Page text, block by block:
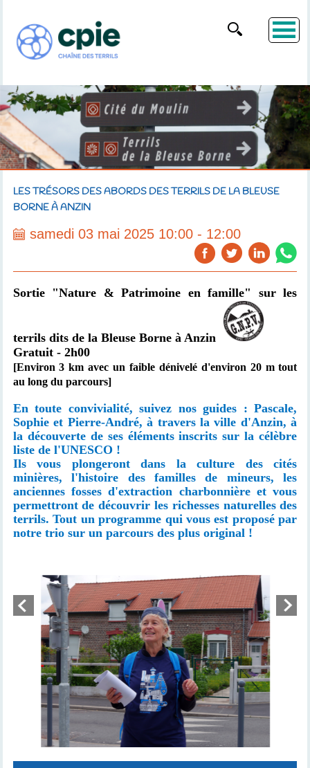
LES TRÉSORS DES ABORDS DES TERRILS DE LA BLEUSE
BORNE À ANZIN
samedi 03 mai 2025 10:00 - 12:00
Sortie "Nature & Patrimoine en famille" sur les
terrils dits de la Bleuse Borne à Anzin
Gratuit - 2h00
[Environ 3 km avec un faible dénivelé d'environ 20 m tout
au long du parcours]
En toute convivialité, suivez nos guides : Pascale,
Sophie et Pierre-André, à travers la ville d'Anzin, à
la découverte de ses éléments inscrits sur la célèbre
liste de l'UNESCO !
Ils vous plongeront dans la culture des cités
minières, l'histoire des familles de mineurs, les
anciennes fosses d'extraction charbonnière et vous
permettront de découvrir les richesses naturelles des
terrils. Tout un programme qui vous est proposé par
notre trio sur un parcours des plus original !